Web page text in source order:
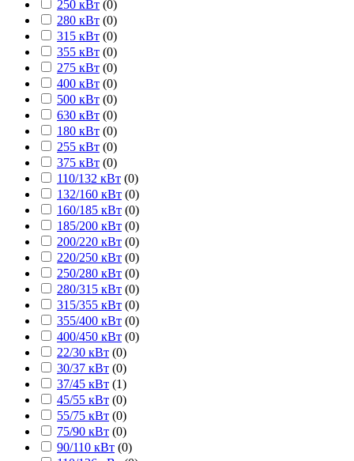
250 кВт (0)
280 кВт (0)
315 кВт (0)
355 кВт (0)
275 кВт (0)
400 кВт (0)
500 кВт (0)
630 кВт (0)
180 кВт (0)
255 кВт (0)
375 кВт (0)
110/132 кВт (0)
132/160 кВт (0)
160/185 кВт (0)
185/200 кВт (0)
200/220 кВт (0)
220/250 кВт (0)
250/280 кВт (0)
280/315 кВт (0)
315/355 кВт (0)
355/400 кВт (0)
400/450 кВт (0)
22/30 кВт (0)
30/37 кВт (0)
37/45 кВт (1)
45/55 кВт (0)
55/75 кВт (0)
75/90 кВт (0)
90/110 кВт (0)